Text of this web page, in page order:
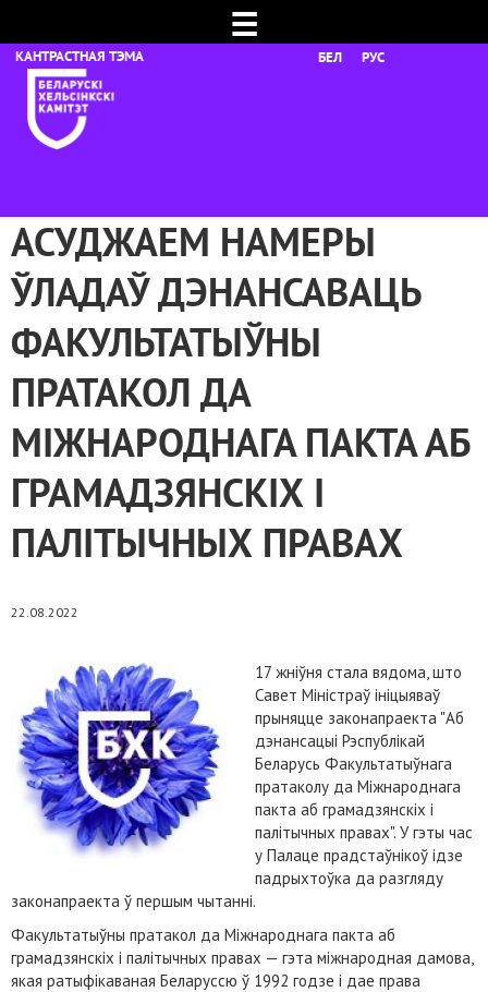
☰
БЕЛ РУС
АСУДЖАЕМ НАМЕРЫ
ЎЛАДАЎ ДЭНАНСАВАЦЬ
ФАКУЛЬТАТЫЎНЫ
ПРАТАКОЛ ДА
МІЖНАРОДНАГА ПАКТА АБ
ГРАМАДЗЯНСКІХ І
ПАЛІТЫЧНЫХ ПРАВАХ
22.08.2022
17 жніўня стала вядома, што
Савет Міністраў ініцыяваў
прыняцце законапраекта "Аб
дэнансацыі Рэспублікай
Беларусь Факультатыўнага
пратаколу да Міжнароднага
пакта аб грамадзянскіх і
палітычных правах". У гэты час
у Палаце прадстаўнікоў ідзе
падрыхтоўка да разгляду
законапраекта ў першым чытанні.
Факультатыўны пратакол да Міжнароднага пакта аб
грамадзянскіх і палітычных правах — гэта міжнародная дамова,
якая ратыфікаваная Беларуссю ў 1992 годзе і дае права